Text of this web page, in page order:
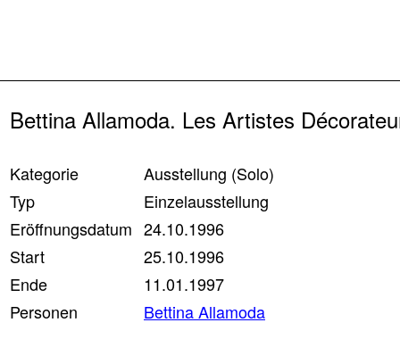
Bettina Allamoda. Les Artistes
Kategorie
Ausstellung (Solo)
Typ
Einzelausstellung
Eröffnungsdatum 24.10.1996
Start
25.10.1996
Ende
11.01.1997
Personen
Bettina Allamoda